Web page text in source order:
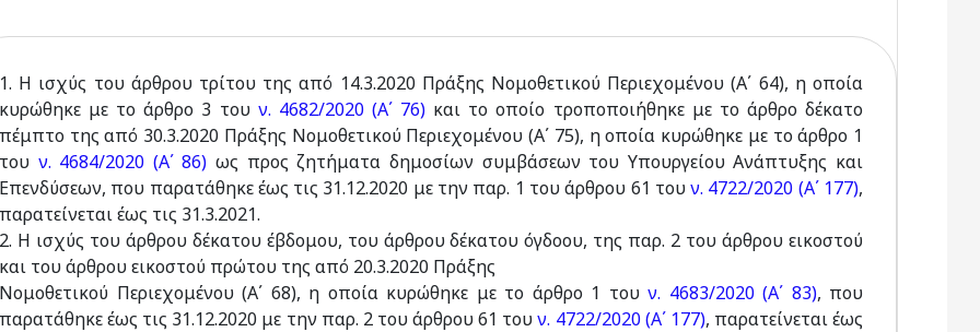
1. H ισχύς του άρθρου τρίτου της από 14.3.2020 Πράξης Νομοθετικού Περιεχομένου (A΄ 64), η οποία
κυρώθηκε με το άρθρο 3 του ν. 4682/2020 (A΄ 76) και το οποίο τροποποιήθηκε με το άρθρο δέκατο
πέμπτο της από 30.3.2020 Πράξης Νομοθετικού Περιεχομένου (A΄ 75), η οποία κυρώθηκε με το άρθρο 1
του ν. 4684/2020 (Α΄ 86) ως προς ζητήματα δημοσίων συμβάσεων του Υπουργείου Ανάπτυξης και
Επενδύσεων, που παρατάθηκε έως τις 31.12.2020 με την παρ. 1 του άρθρου 61 τουν. 4722/2020 (Α΄ 177),
παρατείνεται έως τις 31.3.2021.
2. Η ισχύς του άρθρου δέκατου έβδομου, του άρθρου δέκατου όγδοου, της παρ. 2 του άρθρου εικοστού
και του άρθρου εικοστού πρώτου της από 20.3.2020 Πράξης
Νομοθετικού Περιεχομένου (Α΄ 68), η οποία κυρώθηκε με το άρθρο 1 του ν. 4683/2020 (Α΄ 83), που
παρατάθηκε έως τις 31.12.2020 με την παρ. 2 του άρθρου 61 τουν. 4722/2020 (Α΄ 177), παρατείνεται έως